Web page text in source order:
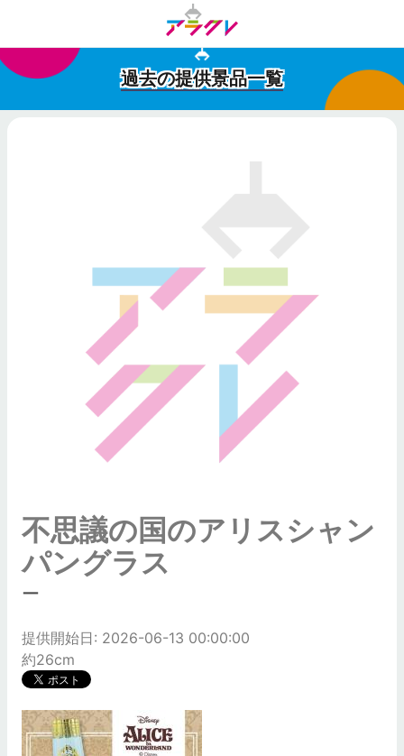
過去の提供景品一覧
不思議の国のアリスシャン
パングラス
ー
提供開始日: 2026-06-13 00:00:00
約26cm